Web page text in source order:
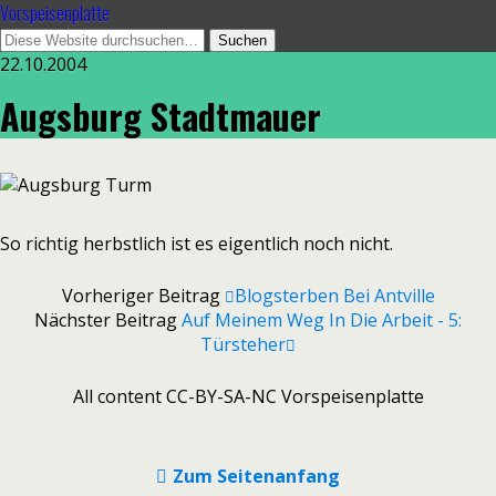
Vorspeisenplatte
22.10.2004
Augsburg Stadtmauer
So richtig herbstlich ist es eigentlich noch nicht.
Vorheriger Beitrag
Blogsterben Bei Antville
Nächster BeitragAuf Meinem Weg In Die Arbeit - 5:
Türsteher
All content CC-BY-SA-NC Vorspeisenplatte
Zum Seitenanfang